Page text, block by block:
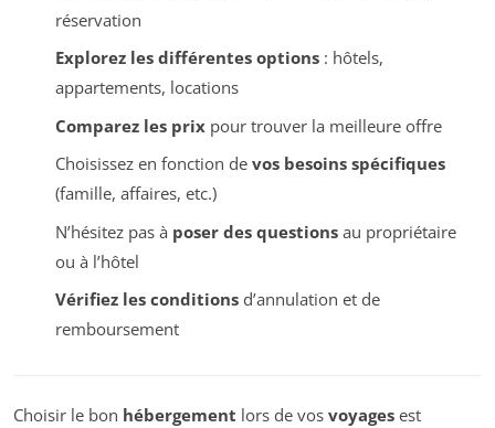
réservation
Explorez les différentes options: hôtels,
appartements, locations
Comparez les prixpour trouver la meilleure offre
Choisissez en fonction de vos besoins spécifiques
(famille, affaires, etc.)
N’hésitez pas à poser des questionsau propriétaire
ou à l’hôtel
Vérifiez les conditionsd’annulation et de
remboursement
Choisir le bon hébergement lors de vos voyages est